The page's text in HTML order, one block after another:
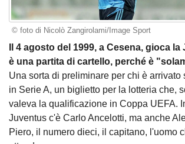
© foto di Nicolò Zangirolami/Image Sport
Il 4 agosto del 1999, a Cesena, gioca
è una partita di cartello, perché è
Una sorta di preliminare per chi è arrivato
in Serie A, un biglietto per la lotteria che,
valeva la qualificazione in Coppa UEFA.
Juventus c'è Carlo Ancelotti, ma anche
Piero, il numero dieci, il capitano, l'uomo